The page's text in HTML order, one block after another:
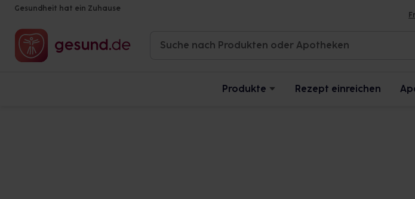
Gesundheit hat ein Zuhause
Produkte Rezept einreichen